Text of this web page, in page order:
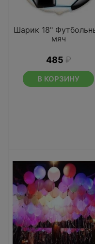
Шарик 18"
мяч
485 ₽
В КОРЗИНУ